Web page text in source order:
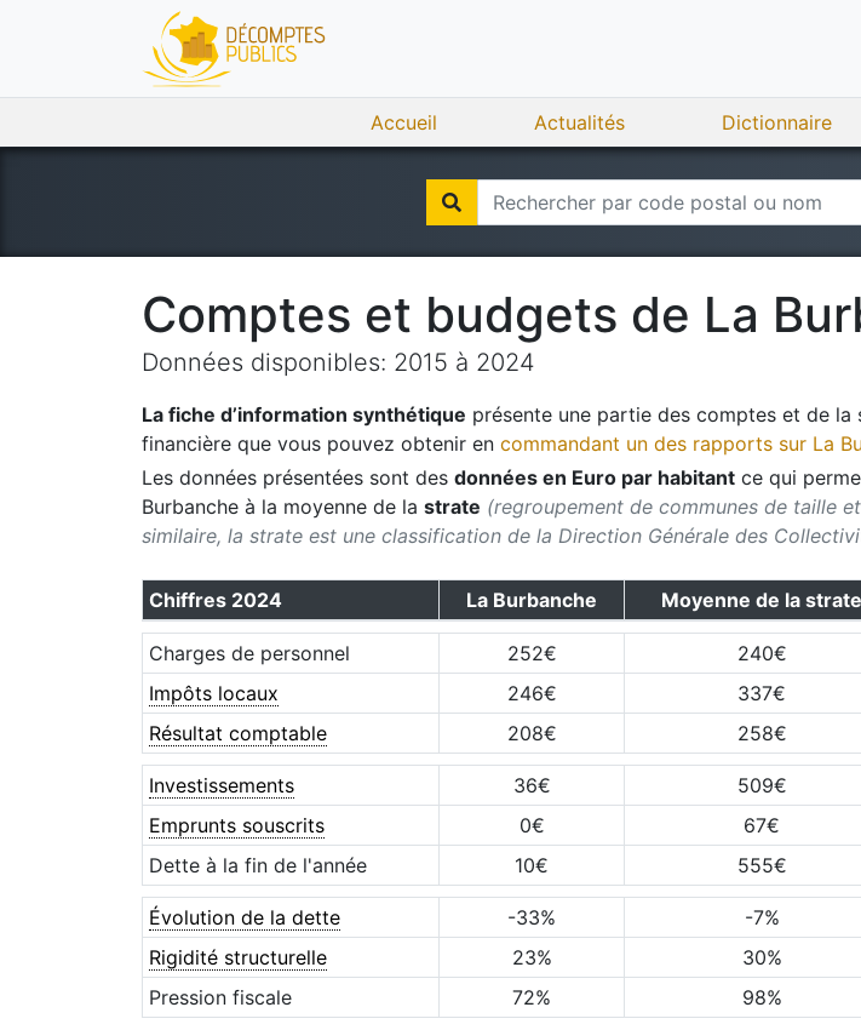
Accueil Actualités Dictionnaire
Comptes et budgets de La
Données disponibles: 2015 à 2024
La fiche d’information synthétique présente une partie des comptes et de la
financière que vous pouvez obtenir en commandant un des rapports sur La
Les données présentées sont des données en Euro par habitant ce qui
Burbanche à la moyenne de la strate (regroupement de communes de taille
similaire, la strate est une classification de la Direction Générale des
Chiffres 2024 La Burbanche Moyenne de la strate
Charges de personnel 252€ 240€
Impôts locaux
246€ 337€
Résultat comptable
208€ 258€
Investissements 36€ 509€
Emprunts souscrits
0€ 67€
Dette à la fin de l'année
10€ 555€
Évolution de la dette -33% -7%
Rigidité structurelle
23% 30%
Pression fiscale
72% 98%